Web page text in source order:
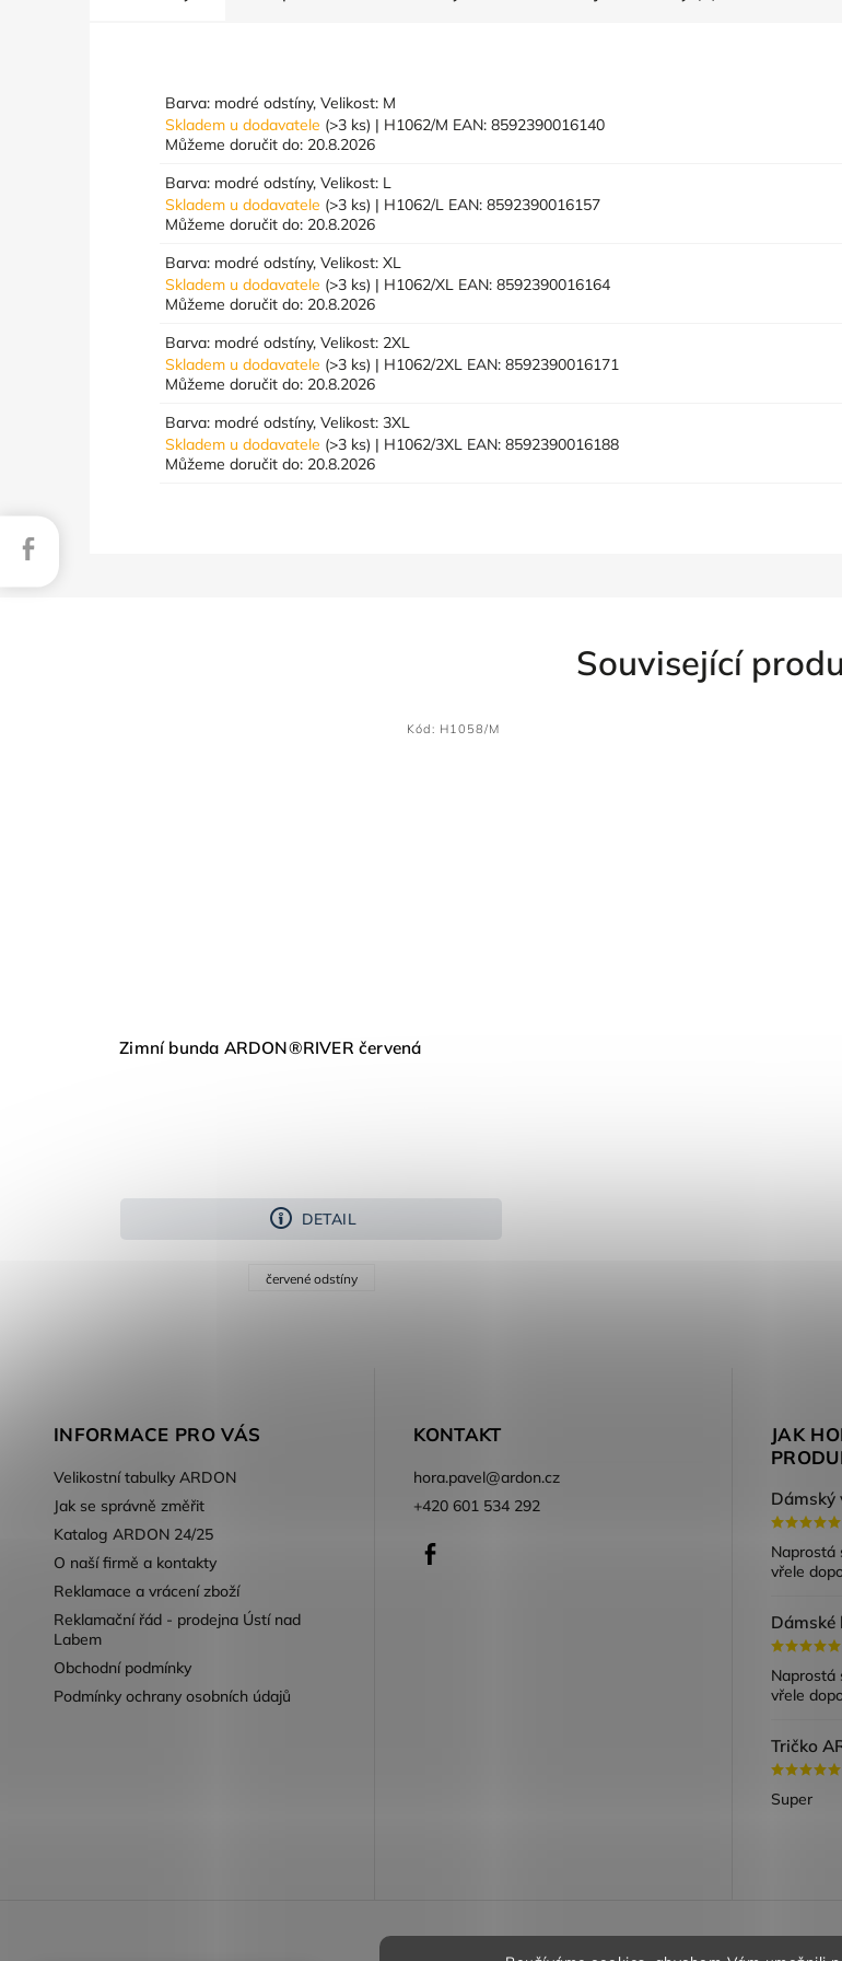
Barva: modré odstíny, Velikost: M
Skladem u dodavatele (>3 ks) | H1062/M EAN: 8592390016140
Můžeme doručit do: 20.8.2026
Barva: modré odstíny, Velikost: L
Skladem u dodavatele (>3 ks) | H1062/L EAN: 8592390016157
Můžeme doručit do: 20.8.2026
Barva: modré odstíny, Velikost: XL
Skladem u dodavatele (>3 ks) | H1062/XL EAN: 8592390016164
Můžeme doručit do: 20.8.2026
Barva: modré odstíny, Velikost: 2XL
Skladem u dodavatele (>3 ks) | H1062/2XL EAN: 8592390016171
Můžeme doručit do: 20.8.2026
Barva: modré odstíny, Velikost: 3XL
Skladem u dodavatele (>3 ks) | H1062/3XL EAN: 8592390016188
Můžeme doručit do: 20.8.2026
Související
Zimní bunda ARDON®RIVER červená
DETAIL
červené odstíny
Kód: H1058/M
INFORMACE PRO VÁS
Velikostní tabulky ARDON
Jak se správně změřit
Katalog ARDON 24/25
O naší firmě a kontakty
Reklamace a vrácení zboží
Reklamační řád - prodejna Ústí nad
Labem
Obchodní podmínky
Podmínky ochrany osobních údajů
KONTAKT
hora.pavel@ardon.cz
+420 601 534 292
JAK
Naprostá
vřele
Naprostá
vřele
Super